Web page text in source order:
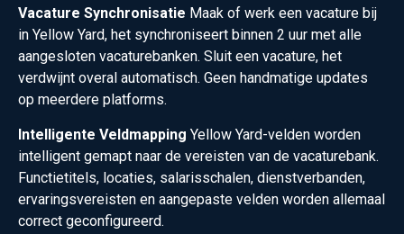
Vacature Synchronisatie Maak of werk een vacature bij
in Yellow Yard, het synchroniseert binnen 2 uur met alle
aangesloten vacaturebanken. Sluit een vacature, het
verdwijnt overal automatisch. Geen handmatige updates
op meerdere platforms.
Intelligente Veldmapping Yellow Yard-velden worden
intelligent gemapt naar de vereisten van de vacaturebank.
Functietitels, locaties, salarisschalen, dienstverbanden,
ervaringsvereisten en aangepaste velden worden allemaal
correct geconfigureerd.